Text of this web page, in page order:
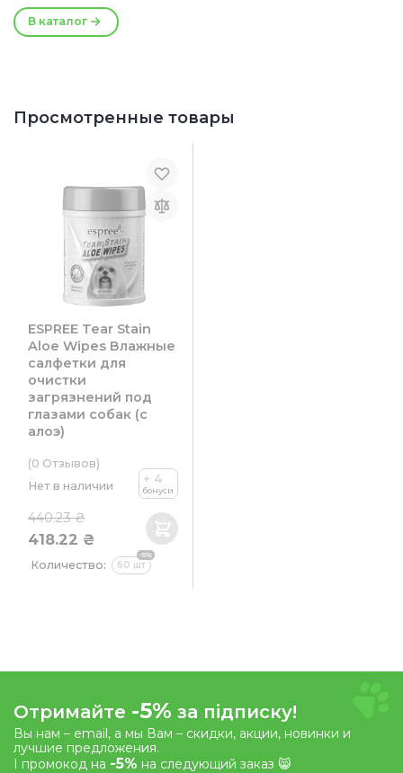
В каталог
Просмотренные товары
ESPREE Tear Stain
Aloe Wipes Влажные
салфетки для
очистки
загрязнений под
глазами собак (с
алоэ)
(0 Отзывов)
Нет в наличии
440.23 ₴
418.22 ₴
+ 4
бонуси
Количество:
-5%
60 шт
Отримайте -5% за підписку!
Вы нам – email, а мы Вам – скидки, акции, новинки и
лучшие предложения.
І промокод на -5% на следующий заказ 😸